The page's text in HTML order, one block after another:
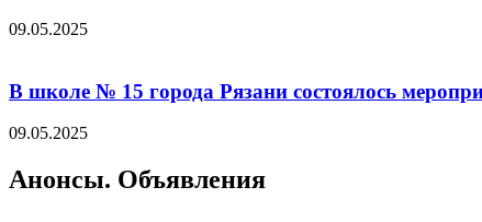
09.05.2025
В школе № 15 города Рязани состоялось
09.05.2025
Анонсы. Объявления